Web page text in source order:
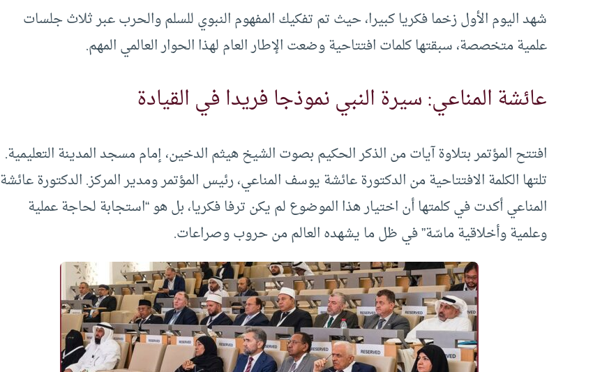
شهد اليوم الأول زخما فكريا كبيرا، حيث تم تفكيك المفهوم النبوي للسلم والحرب عبر ثلاث جلسات
علمية متخصصة، سبقتها كلمات افتتاحية وضعت الإطار العام لهذا الحوار العالمي المهم.
عائشة المناعي: سيرة النبي نموذجا فريدا في القيادة
افتتح المؤتمر بتلاوة آيات من الذكر الحكيم بصوت الشيخ هيثم الدخين، إمام مسجد المدينة التعليمية.
تلتها الكلمة الافتتاحية من الدكتورة عائشة يوسف المناعي، رئيس المؤتمر ومدير المركز. الدكتورة عائشة
المناعي أكدت في كلمتها أن اختيار هذا الموضوع لم يكن ترفا فكريا، بل هو “استجابة لحاجة عملية
وعلمية وأخلاقية ماسّة” في ظل ما يشهده العالم من حروب وصراعات.